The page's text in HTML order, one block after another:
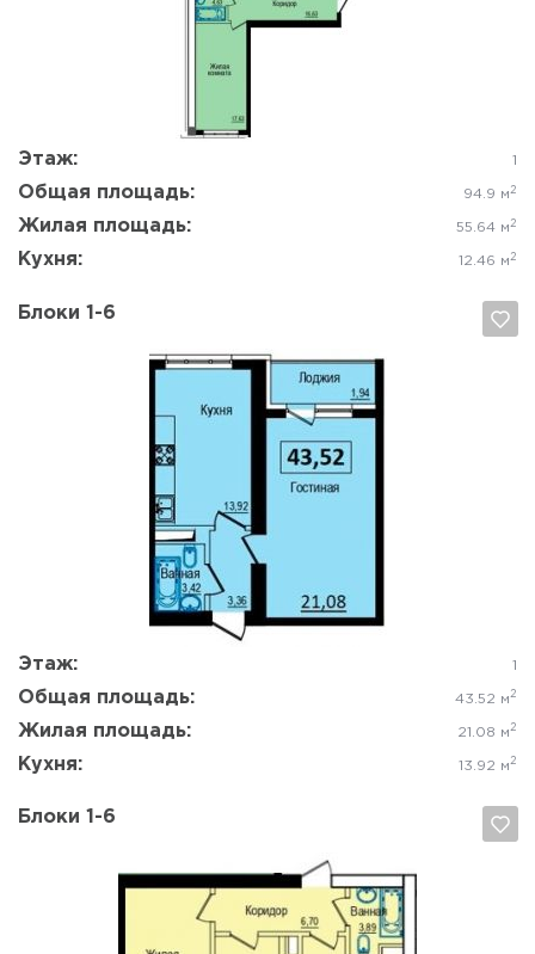
Этаж: 1
Общая площадь: 94.9 м 2
Жилая площадь: 55.64 м 2
Кухня: 12.46 м 2
Блоки 1-6
Этаж: 1
Общая площадь: 43.52 м 2
Жилая площадь: 21.08 м 2
Кухня: 13.92 м 2
Да, удалить
Блоки 1-6